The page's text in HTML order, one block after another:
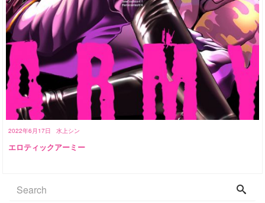
2022年6月17日 水上シン
エロティックアーミー